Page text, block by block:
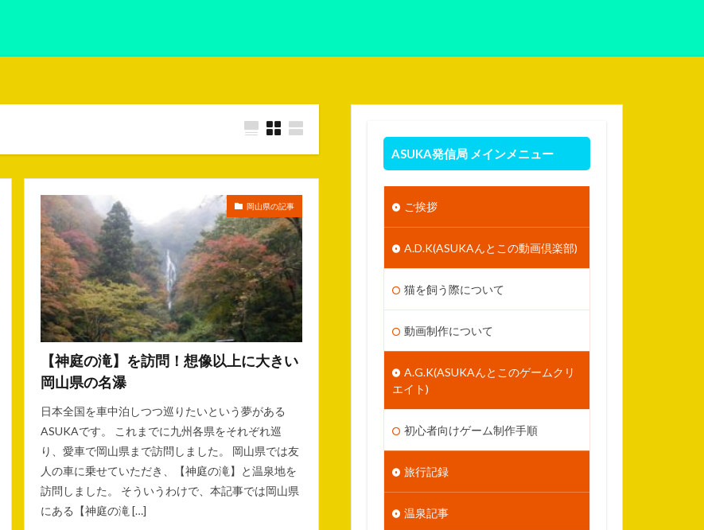
岡山県の記事
【神庭の滝】を訪問！想像以上に大きい
岡山県の名瀑
日本全国を車中泊しつつ巡りたいという夢がある
ASUKAです。 これまでに九州各県をそれぞれ巡
り、愛車で岡山県まで訪問しました。 岡山県では友
人の車に乗せていただき、【神庭の滝】と温泉地を
訪問しました。 そういうわけで、本記事では岡山県
にある【神庭の滝 […]
ASUKA発信局 メインメニュー
ご挨拶
A.D.K(ASUKAんとこの動画倶楽部)
猫を飼う際について
動画制作について
A.G.K(ASUKAんとこのゲームクリ
エイト)
初心者向けゲーム制作手順
旅行記録
温泉記事